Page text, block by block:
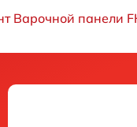
Варочной панели